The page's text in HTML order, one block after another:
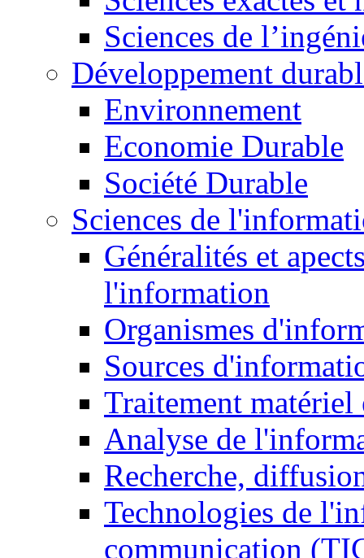
Sciences de
Développement
Environnement
Economie Durable
Société Durable
Sciences de
Généralités et
l'information
Organismes
Sources
Traitement matériel
Analyse de
Recherche,
Technologies de
communication